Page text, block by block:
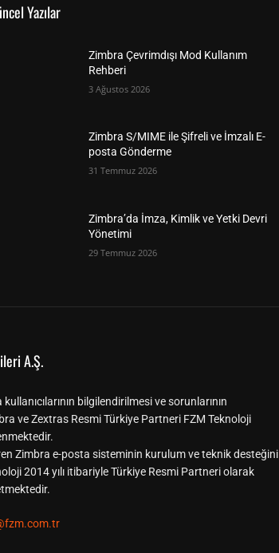
Yazılar
Zimbra Çevrimdışı Mod Kullanım
Rehberi
3 Ağustos 2026
Zimbra S/MIME ile Şifreli ve İmzalı E-
posta Gönderme
31 Temmuz 2026
Zimbra’da İmza, Kimlik ve Yetki Devri
Yönetimi
29 Temmuz 2026
A.Ş.
bilgilendirilmesi ve sorunlarının
ve Zextras Resmi Türkiye Partneri FZM Teknoloji
Zimbra e-posta sisteminin kurulum ve teknik desteğini
2014 yılı itibariyle Türkiye Resmi Partneri olarak